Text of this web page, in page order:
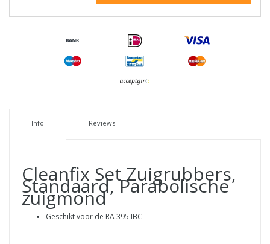
Info Reviews
Cleanfix Set Zuigrubbers,
Standaard, Parabolische
zuigmond
Geschikt voor de RA 395 IBC